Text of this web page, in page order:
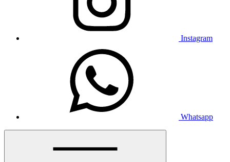
Instagram
Whatsapp